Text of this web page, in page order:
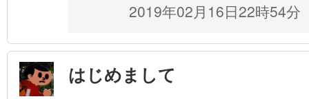
2019年02月16日22時54分
はじめまして